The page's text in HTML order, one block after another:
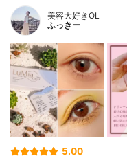
美容大好きOL
ふっきー
5.00